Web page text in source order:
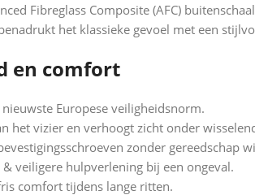
Fibreglass Composite (AFC)
het klassieke gevoel met een
en comfort
Europese veiligheidsnorm.
het vizier en verhoogt zicht onder
zonder gereedschap
veiligere hulpverlening bij een ongeval.
comfort tijdens lange ritten.